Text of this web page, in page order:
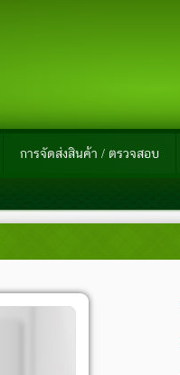
การจัดส่งสินค้า / ตรวจสอบ